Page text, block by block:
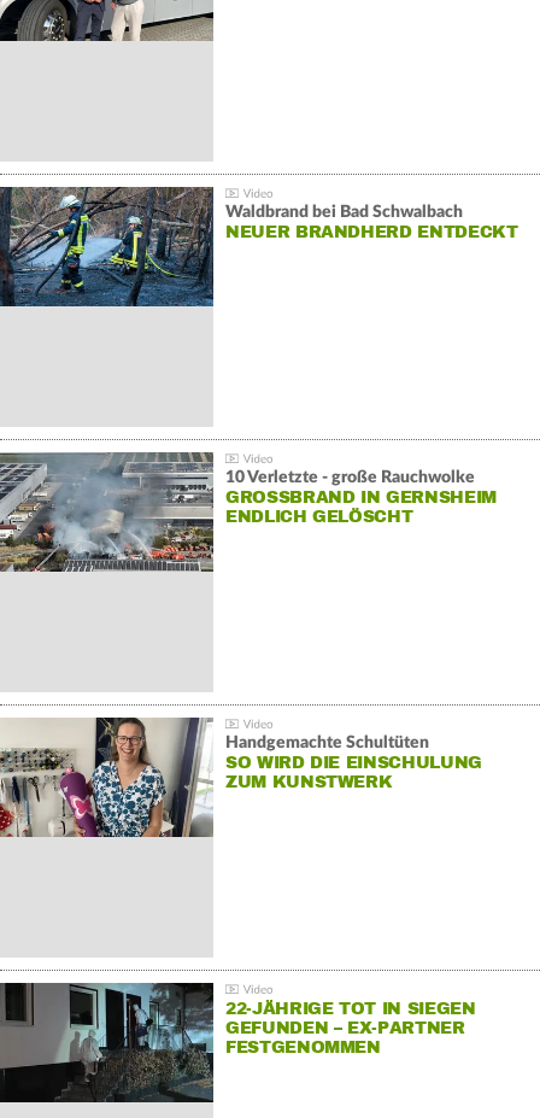
Waldbrand bei Bad Schwalbach
NEUER BRANDHERD ENTDECKT
10 Verletzte - große Rauchwolke
GROSSBRAND IN GERNSHEIM E
NDLICH GELÖSCHT
Handgemachte Schultüten
SO WIRD DIE EINSCHULUNG
ZUM KUNSTWERK
22-JÄHRIGE TOT IN SIEGEN
GEFUNDEN – EX-PARTNER
FESTGENOMMEN